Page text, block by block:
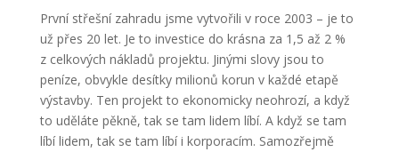
První střešní zahradu jsme vytvořili v roce 2003 – je to
už přes 20 let. Je to investice do krásna za 1,5 až 2 %
z celkových nákladů projektu. Jinými slovy jsou to
peníze, obvykle desítky milionů korun v každé etapě
výstavby. Ten projekt to ekonomicky neohrozí, a když
to uděláte pěkně, tak se tam lidem líbí. A když se tam
líbí lidem, tak se tam líbí i korporacím. Samozřejmě